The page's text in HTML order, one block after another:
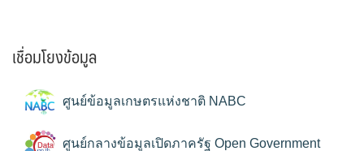
เชื่อมโยงข้อมูล
ศูนย์ข้อมูลเกษตรแห่งชาติ NABC
ศูนย์กลางข้อมูลเปิดภาครัฐ Open Government